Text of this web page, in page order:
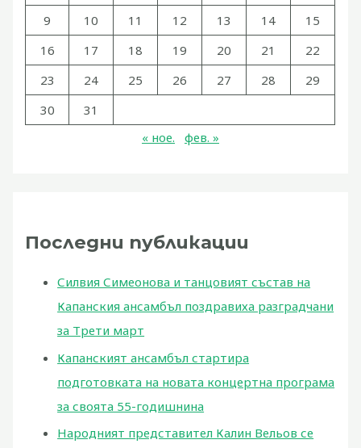
9
10 11 12 13 14
15
16
17 18 19 20 21
22
23
24 25 26 27 28
29
30
31
« ное.
фев. »
Последни публикации
Силвия Симеонова и танцовият състав на
Капанския ансамбъл поздравиха разградчани
за Трети март
Капанският ансамбъл стартира
подготовката на новата концертна програма
за своята 55-годишнина
Народният представител Калин Вельов се